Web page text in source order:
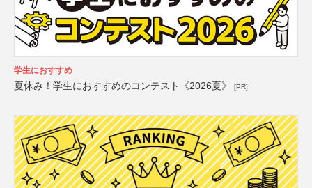
学生におすすめ
夏休み！学生におすすめのコンテスト《2026夏》 [PR]